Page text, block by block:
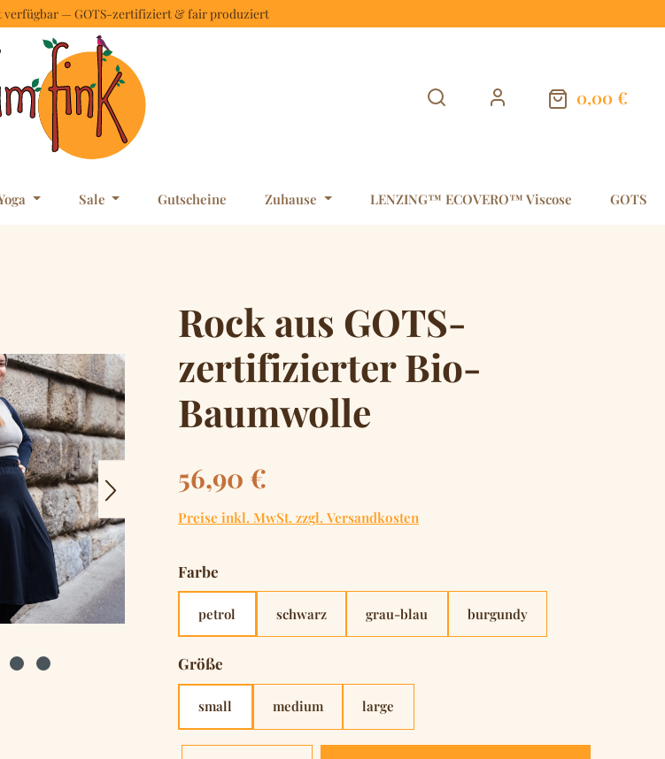
verfügbar — GOTS-zertifiziert & fair produziert
0,00 €
Warenkorb
Sale Gutscheine Zuhause LENZING™ ECOVERO™ Viscose GOTS
Rock aus GOTS-
zertifizierter Bio-
Baumwolle
Regulärer Preis:
56,90 €
Preise inkl. MwSt. zzgl. Versandkosten
Farbe
petrol schwarz grau-blau burgundy
Größe
small medium large